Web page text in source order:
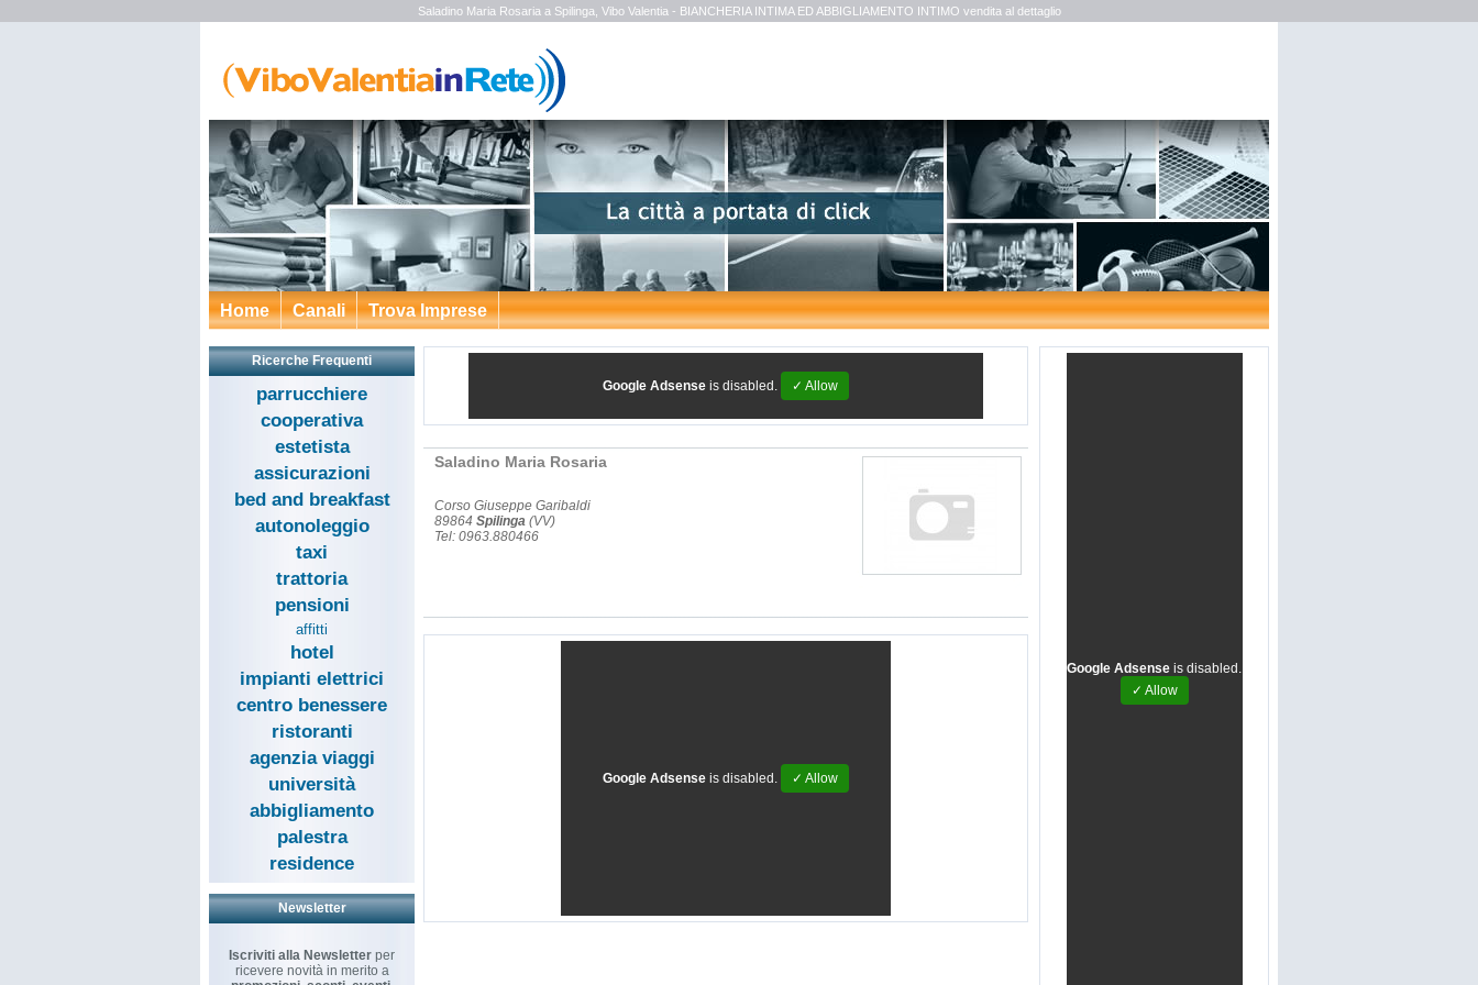
Saladino Maria Rosaria a Spilinga, Vibo Valentia - BIANCHERIA INTIMA ED ABBIGLIAMENTO INTIMO vendita al dettaglio
Home Canali Trova Imprese
Ricerche Frequenti
parrucchiere
cooperativa
estetista
assicurazioni
bed and breakfast
autonoleggio
taxi
trattoria
pensioni
affitti
hotel
impianti elettrici
centro benessere
ristoranti
agenzia viaggi
università
abbigliamento
palestra
residence
Newsletter
Iscriviti alla Newsletter per
ricevere novità in merito a
Google Adsense is disabled. ✓ Allow
Saladino Maria Rosaria
Corso Giuseppe Garibaldi
89864 Spilinga (VV)
Tel: 0963.880466
Google Adsense is disabled. ✓ Allow
Google Adsense is disabled.
✓ Allow